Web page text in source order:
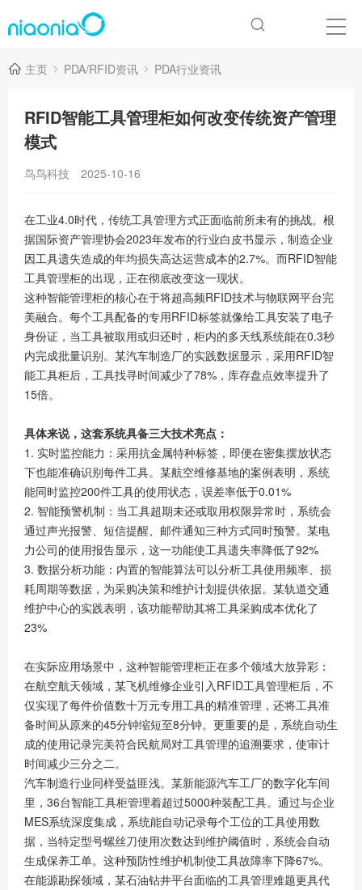
主页 PDA/RFID资讯 PDA行业资讯
RFID智能工具管理柜如何改变传统资产管理
模式
鸟鸟科技 2025-10-16
在工业4.0时代，传统工具管理方式正面临前所未有的挑战。根
据国际资产管理协会2023年发布的行业白皮书显示，制造企业
因工具遗失造成的年均损失高达运营成本的2.7%。而RFID智能
工具管理柜的出现，正在彻底改变这一现状。
这种智能管理柜的核心在于将超高频RFID技术与物联网平台完
美融合。每个工具配备的专用RFID标签就像给工具安装了电子
身份证，当工具被取用或归还时，柜内的多天线系统能在0.3秒
内完成批量识别。某汽车制造厂的实践数据显示，采用RFID智
能工具柜后，工具找寻时间减少了78%，库存盘点效率提升了
15倍。
具体来说，这套系统具备三大技术亮点：
1. 实时监控能力：采用抗金属特种标签，即便在密集摆放状态
下也能准确识别每件工具。某航空维修基地的案例表明，系统
能同时监控200件工具的使用状态，误差率低于0.01%
2. 智能预警机制：当工具超期未还或取用权限异常时，系统会
通过声光报警、短信提醒、邮件通知三种方式同时预警。某电
力公司的使用报告显示，这一功能使工具遗失率降低了92%
3. 数据分析功能：内置的智能算法可以分析工具使用频率、损
耗周期等数据，为采购决策和维护计划提供依据。某轨道交通
维护中心的实践表明，该功能帮助其将工具采购成本优化了
23%
在实际应用场景中，这种智能管理柜正在多个领域大放异彩：
在航空航天领域，某飞机维修企业引入RFID工具管理柜后，不
仅实现了每件价值数十万元专用工具的精准管理，还将工具准
备时间从原来的45分钟缩短至8分钟。更重要的是，系统自动生
成的使用记录完美符合民航局对工具管理的追溯要求，使审计
时间减少三分之二。
汽车制造行业同样受益匪浅。某新能源汽车工厂的数字化车间
里，36台智能工具柜管理着超过5000种装配工具。通过与企业
MES系统深度集成，系统能自动记录每个工位的工具使用数
据，当特定型号螺丝刀使用次数达到维护阈值时，系统会自动
生成保养工单。这种预防性维护机制使工具故障率下降67%。
在能源勘探领域，某石油钻井平台面临的工具管理难题更具代